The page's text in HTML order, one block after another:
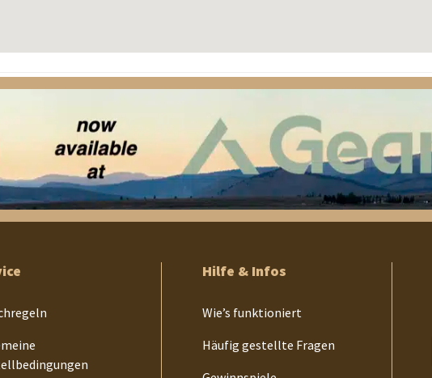
Hilfe & Infos
Wie’s funktioniert
Häufig gestellte Fragen